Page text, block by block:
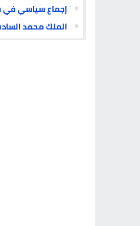
إجماع سياسي في
الملك محمد السادس يصدر عفوه